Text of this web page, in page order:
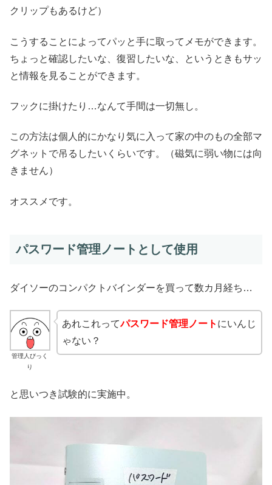
クリップもあるけど）
こうすることによってパッと手に取ってメモができます。
ちょっと確認したいな、復習したいな、というときもサッ
と情報を見ることができます。
フックに掛けたり…なんて手間は一切無し。
この方法は個人的にかなり気に入って家の中のもの全部マ
グネットで吊るしたいくらいです。（磁気に弱い物には向
きません）
オススメです。
パスワード管理ノートとして使用
ダイソーのコンパクトバインダーを買って数カ月経ち…
管理人びっく
り
あれこれってパスワード管理ノート にいんじ
ゃない？
と思いつき試験的に実施中。